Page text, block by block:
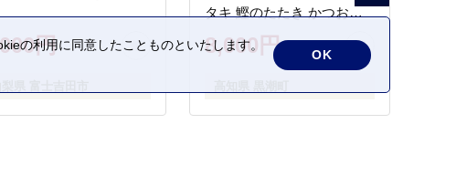
円
タキ 鰹のたたき かつおの
タタキ 藁焼き わら焼き 魚
さかな 海鮮 刺身 お刺身 冷
凍 ご家庭用 グルメ 特産品
ご当地 本場 高知 黒潮町 ギ
フト 贈答品 人気 返礼品 ふ
8,000円
の利用に同意したことものといたします。
OK